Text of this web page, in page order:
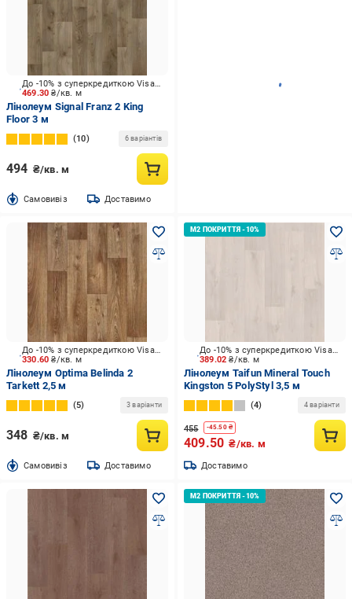
469.30₴/кв. м
До -10% з суперкредиткою Visa Вигода
Лінолеум Signal Franz 2 King
Floor 3 м
10 6 варіантів
494 ₴/кв. м
Cамовивіз Доставимо
330.60₴/кв. м
До -10% з суперкредиткою Visa Вигода
Лінолеум Optima Belinda 2
Tarkett 2,5 м
5 3 варіанти
348 ₴/кв. м
Cамовивіз Доставимо
389.02₴/кв. м
До -10% з суперкредиткою Visa Вигода
Лінолеум Taifun Mineral Touch
Kingston 5 PolyStyl 3,5 м
4 4 варіанти
455 -45.50₴
409.50 ₴/кв. м
Доставимо